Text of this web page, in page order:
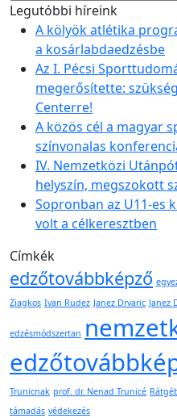
Legutóbbi híreink
A kölyök atlétika
a kosárlabdaedzésbe
Az I. Pécsi
megerősítette:
Centerre!
A közös cél a magyar
színvonalas
IV. Nemzetközi
helyszín, megszokott
Sopronban az U11-es
volt a célkeresztben
Címkék
edzőtovábbképző
Ziagkos Ivan Rudez Janez Drvaric Janez
edzésmódszertan
Trunicnak prof. dr. Nenad Trunicé
támadás védekezés